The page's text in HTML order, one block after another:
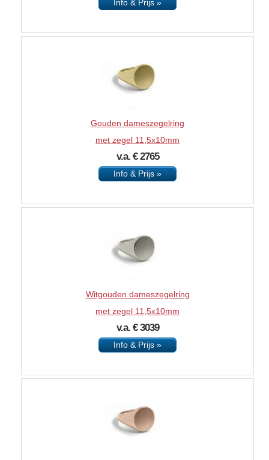
Info & Prijs »
Gouden dameszegelring
met zegel 11,5x10mm
v.a. € 2765
Info & Prijs »
Witgouden dameszegelring
met zegel 11,5x10mm
v.a. € 3039
Info & Prijs »